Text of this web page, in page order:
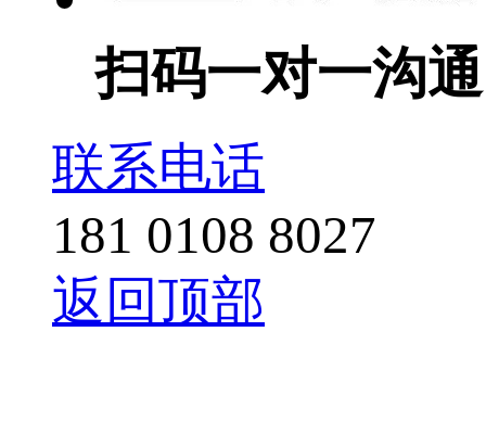
扫码一对一沟通
联系电话
181 0108 8027
返回顶部